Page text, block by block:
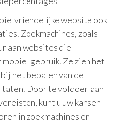
website ook
Zoekmachines, zoals
aan websites die
gebruik. Ze zien het
het bepalen van de
Door te voldoen aan
kunt u uw kansen
in zoekmachines en